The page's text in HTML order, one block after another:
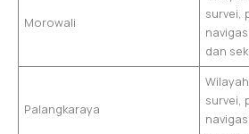
Morowali
survei,
dan
Palangkaraya
survei,